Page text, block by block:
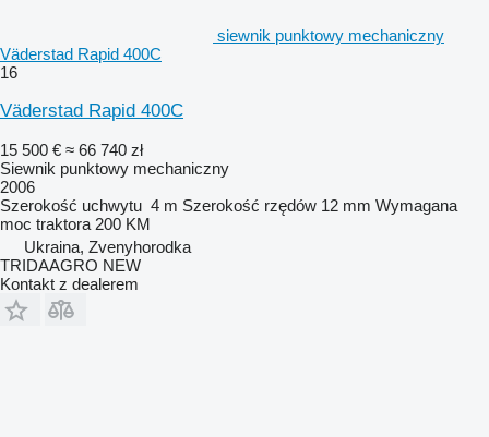
siewnik punktowy mechaniczny
Väderstad Rapid 400C
16
Väderstad Rapid 400C
15 500 € ≈ 66 740 zł
Siewnik punktowy mechaniczny
2006
Szerokość uchwytu 4 m Szerokość rzędów 12 mm Wymagana
moc traktora 200 KM
Ukraina, Zvenyhorodka
TRIDAAGRO NEW
Kontakt z dealerem